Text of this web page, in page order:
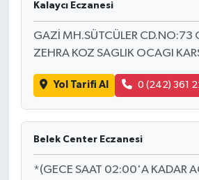
Kalaycı Eczanesi
GAZİ MH.SÜTCÜLER CD.NO:73
ZEHRA KOZ SAGLIK OCAGI
Yol Tarifi Al 0 (242) 361
Belek Center Eczanesi
*(GECE SAAT 02:00'A KADAR